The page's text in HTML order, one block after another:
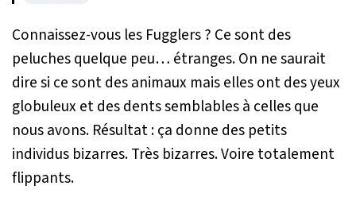
Connaissez-vous les Fugglers ? Ce sont des
peluches quelque peu… étranges. On ne saurait
dire si ce sont des animaux mais elles ont des yeux
globuleux et des dents semblables à celles que
nous avons. Résultat : ça donne des petits
individus bizarres. Très bizarres. Voire totalement
flippants.